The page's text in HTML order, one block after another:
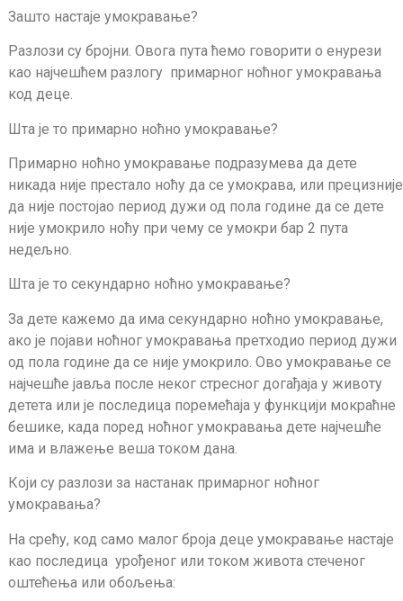
Зашто настаје умокравање?
Разлози су бројни. Овога пута ћемо говорити о енурези
као најчешћем разлогу примарног ноћног умокравања
код деце.
Шта је то примарно ноћно умокравање?
Примарно ноћно умокравање подразумева да дете
никада није престало ноћу да се умокрава, или прецизније
да није постојао период дужи од пола године да се дете
није умокрило ноћу при чему се умокри бар 2 пута
недељно.
Шта је то секундарно ноћно умокравање?
За дете кажемо да има секундарно ноћно умокравање,
ако је појави ноћног умокравања претходио период дужи
од пола године да се није умокрило. Ово умокравање се
најчешће јавља после неког стресног догађаја у животу
детета или је последица поремећаја у функцији мокраћне
бешике, када поред ноћног умокравања дете најчешће
има и влажење веша током дана.
Који су разлози за настанак примарног ноћног
умокравања?
На срећу, код само малог броја деце умокравање настаје
као последица урођеног или током живота стеченог
оштећења или обољења: